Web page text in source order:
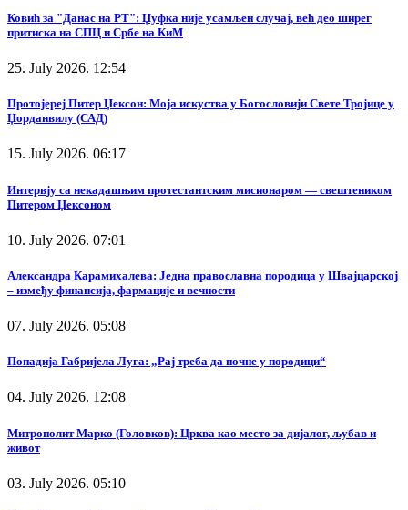
Ковић за "Данас на РТ": Џуфка није усамљен случај, већ део ширег
притиска на СПЦ и Србе на КиМ
25. July 2026. 12:54
Протојереј Питер Џексон: Моја искуства у Богословији Свете Тројице у
Џорданвилу (САД)
15. July 2026. 06:17
Интервју са некадашњим протестантским мисионаром — свештеником
Питером Џексоном
10. July 2026. 07:01
Александра Карамихалева: Једна православна породица у Швајцарској
– између финансија, фармације и вечности
07. July 2026. 05:08
Попадија Габријела Луга: „Рај треба да почне у породици“
04. July 2026. 12:08
Митрополит Марко (Головков): Црква као место за дијалог, љубав и
живот
03. July 2026. 05:10